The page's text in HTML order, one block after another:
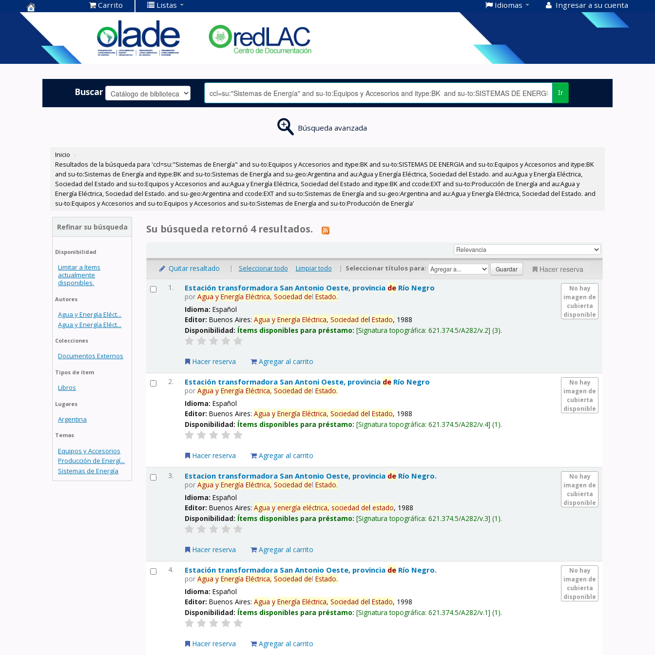
Centro de
Documentación
OLADE -
Carrito Listas Idiomas Ingresar a su cuenta
Buscar Ir
Búsqueda avanzada
Inicio ›
Resultados de la búsqueda para 'ccl=su:"Sistemas de Energía" and su-to:Equipos y Accesorios and itype:BK and su-to:SISTEMAS DE ENERGIA and su-to:Equipos y Accesorios and itype:BK
and su-to:Sistemas de Energía and itype:BK and su-to:Sistemas de Energía and su-geo:Argentina and au:Agua y Energía Eléctrica, Sociedad del Estado. and au:Agua y Energía Eléctrica,
Sociedad del Estado and su-to:Equipos y Accesorios and au:Agua y Energía Eléctrica, Sociedad del Estado and itype:BK and ccode:EXT and su-to:Producción de Energía and au:Agua y
Energía Eléctrica, Sociedad del Estado. and su-geo:Argentina and ccode:EXT and su-to:Sistemas de Energía and su-geo:Argentina and au:Agua y Energía Eléctrica, Sociedad del Estado. and
su-to:Equipos y Accesorios and su-to:Equipos y Accesorios and su-to:Sistemas de Energía and su-to:Producción de Energía'
Refinar su búsqueda
Disponibilidad
Limitar a ítems
actualmente
disponibles.
Autores
Agua y Energía Eléct...
Agua y Energía Eléct...
Colecciones
Documentos Externos
Tipos de ítem
Libros
Lugares
Argentina
Temas
Equipos y Accesorios
Producción de Energí...
Sistemas de Energía
Su búsqueda retornó 4 resultados.
Quitar resaltado | Seleccionar todo Limpiar todo | Seleccionar títulos para: Hacer reserva
1.
No hay
imagen de
cubierta
disponible
Estación transformadora San Antonio Oeste, provincia de Río Negro
porAgua y Energía Eléctrica, Sociedad delEstado.
Idioma:Español
Editor:Buenos Aires:Agua y Energía Eléctrica, Sociedad delEstado, 1988
Disponibilidad: Ítems disponibles para préstamo: Signatura topográfica:621.374.5/A282/v.2 (3).
Hacer reserva Agregar al carrito
2.
No hay
imagen de
cubierta
disponible
Estación transformadora San Antoni Oeste, provincia de Río Negro
porAgua y Energía Eléctrica, Sociedad delEstado.
Idioma:Español
Editor:Buenos Aires:Agua y Energía Eléctrica, Sociedad delEstado, 1988
Disponibilidad: Ítems disponibles para préstamo: Signatura topográfica:621.374.5/A282/v.4 (1).
Hacer reserva Agregar al carrito
3.
No hay
imagen de
cubierta
disponible
Estacion transformadora San Antonio Oeste, provincia de Río Negro.
porAgua y Energía Eléctrica, Sociedad delEstado.
Idioma:Español
Editor:Buenos Aires:Agua y energía eléctrica, sociedad delestado, 1988
Disponibilidad: Ítems disponibles para préstamo: Signatura topográfica:621.374.5/A282/v.3 (1).
Hacer reserva Agregar al carrito
4.
No hay
imagen de
cubierta
disponible
Estación transformadora San Antonio Oeste, provincia de Río Negro.
porAgua y Energía Eléctrica, Sociedad delEstado.
Idioma:Español
Editor:Buenos Aires:Agua y Energía Eléctrica, Sociedad delEstado, 1998
Disponibilidad: Ítems disponibles para préstamo: Signatura topográfica:621.374.5/A282/v.1 (1).
Hacer reserva Agregar al carrito